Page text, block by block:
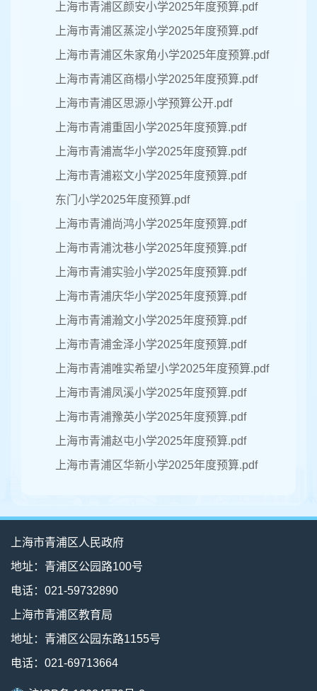
上海市青浦区颜安小学2025年度预算.pdf
上海市青浦区蒸淀小学2025年度预算.pdf
上海市青浦区朱家角小学2025年度预算.pdf
上海市青浦区商榻小学2025年度预算.pdf
上海市青浦区思源小学预算公开.pdf
上海市青浦重固小学2025年度预算.pdf
上海市青浦嵩华小学2025年度预算.pdf
上海市青浦崧文小学2025年度预算.pdf
东门小学2025年度预算.pdf
上海市青浦尚鸿小学2025年度预算.pdf
上海市青浦沈巷小学2025年度预算.pdf
上海市青浦实验小学2025年度预算.pdf
上海市青浦庆华小学2025年度预算.pdf
上海市青浦瀚文小学2025年度预算.pdf
上海市青浦金泽小学2025年度预算.pdf
上海市青浦唯实希望小学2025年度预算.pdf
上海市青浦凤溪小学2025年度预算.pdf
上海市青浦豫英小学2025年度预算.pdf
上海市青浦赵屯小学2025年度预算.pdf
上海市青浦区华新小学2025年度预算.pdf
上海市青浦区人民政府
地址：青浦区公园路100号
电话：021-59732890
上海市青浦区教育局
地址：青浦区公园东路1155号
电话：021-69713664